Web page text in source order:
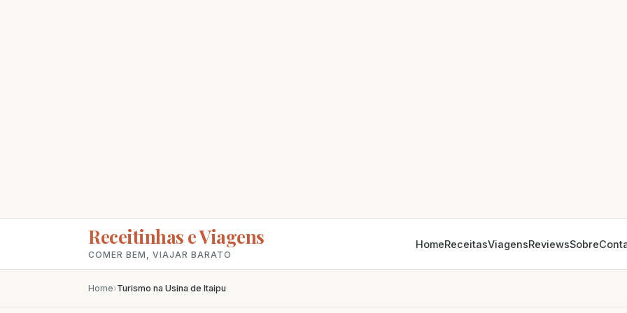
Receitinhas e Viagens
COMER BEM, VIAJAR BARATO
HomeReceitasViagensReviewsSobre
Home›Turismo na Usina de Itaipu